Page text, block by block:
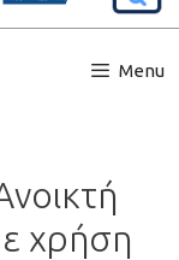
Menu
χρήση